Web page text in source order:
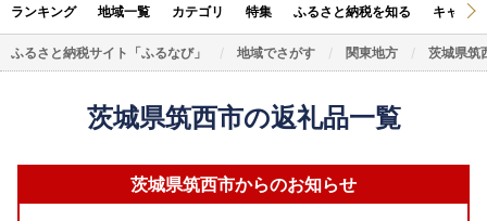
ランキング 地域一覧 カテゴリ 特集 ふるさと納税を知る キャン
ふるさと納税サイト「ふるなび」 地域でさがす 関東地方 茨城県筑
茨城県筑西市の返礼品一覧
茨城県筑西市からのお知らせ